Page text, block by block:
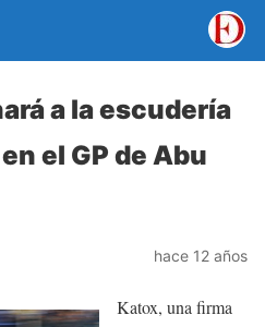
a la escudería
el GP de Abu
hace 12 años
Katox, una firma